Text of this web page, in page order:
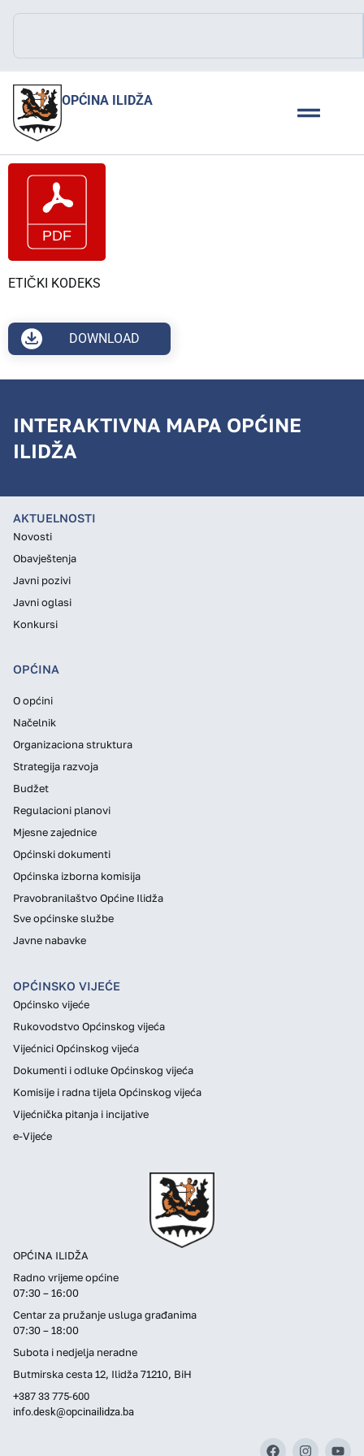
OPĆINA ILIDŽA
ETIČKI KODEKS
DOWNLOAD
INTERAKTIVNA MAPA OPĆINE
ILIDŽA
OPĆINA ILIDŽA
Radno vrijeme općine
07:30 – 16:00
Centar za pružanje usluga građanima
07:30 – 18:00
Subota i nedjelja neradne
Butmirska cesta 12, Ilidža 71210, BiH
+387 33 775-600
info.desk@opcinailidza.ba
AKTUELNOSTI
Novosti
Obavještenja
Javni pozivi
Javni oglasi
Konkursi
OPĆINA
O općini
Načelnik
Organizaciona struktura
Strategija razvoja
Budžet
Regulacioni planovi
Mjesne zajednice
Općinski dokumenti
Općinska izborna komisija
Pravobranilaštvo Općine Ilidža
Sve općinske službe
Javne nabavke
OPĆINSKO VIJEĆE
Općinsko vijeće
Rukovodstvo Općinskog vijeća
Vijećnici Općinskog vijeća
Dokumenti i odluke Općinskog vijeća
Komisije i radna tijela Općinskog vijeća
Vijećnička pitanja i incijative
e-Vijeće